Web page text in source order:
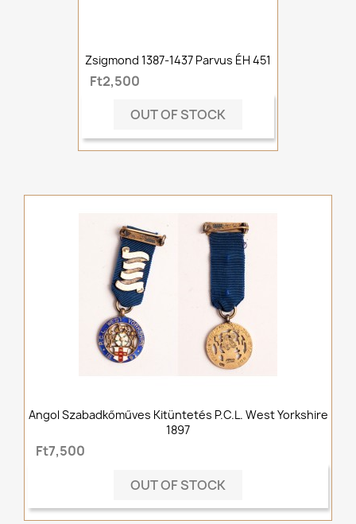
Zsigmond 1387-1437 Parvus ÉH 451
Ft2,500
OUT OF STOCK
Angol Szabadkőműves Kitüntetés P.C.L. West Yorkshire
1897
Ft7,500
OUT OF STOCK